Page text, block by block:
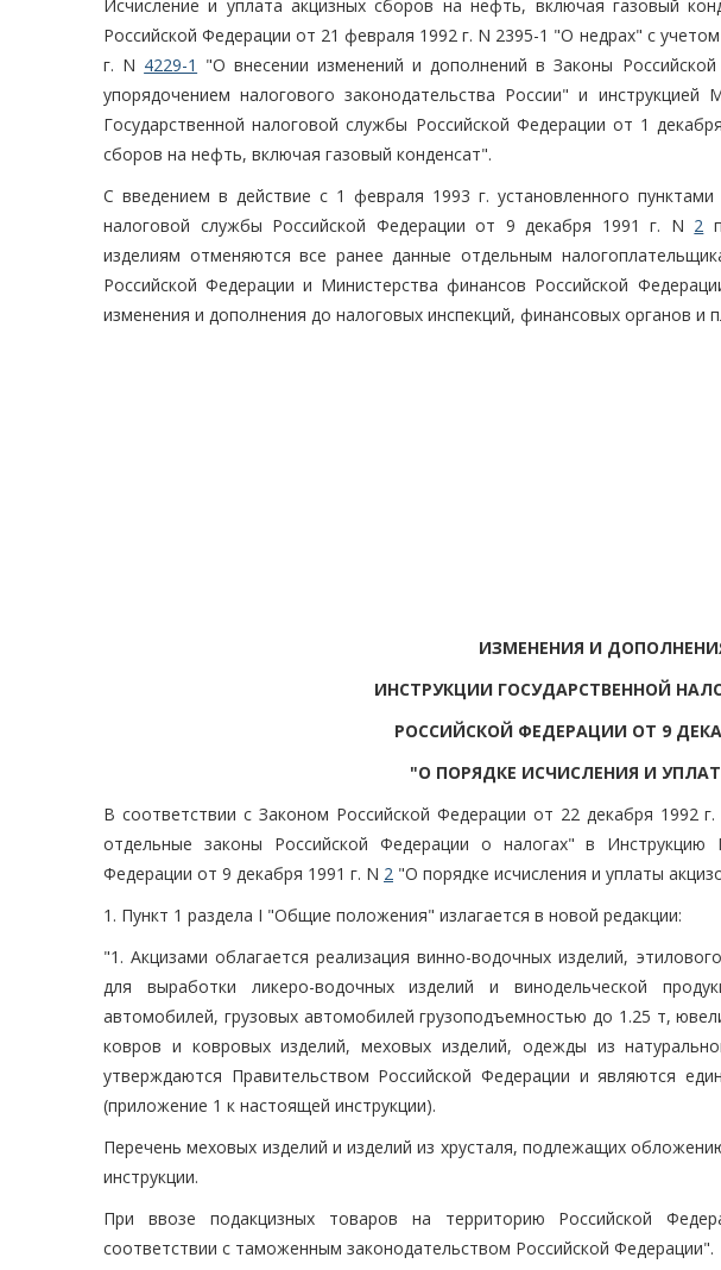
Исчисление и уплата акцизных сборов на нефть, включая газовый
Российской Федерации от 21 февраля 1992 г. N 2395-1 "О недрах" с
г. N 4229-1 "О внесении изменений и дополнений в Законы
упорядочением налогового законодательства России" и
Государственной налоговой службы Российской Федерации от 1
сборов на нефть, включая газовый конденсат".
С введением в действие с 1 февраля 1993 г. установленного
налоговой службы Российской Федерации от 9 декабря 1991 г. N 2
изделиям отменяются все ранее данные отдельным
Российской Федерации и Министерства финансов Российской
изменения и дополнения до налоговых инспекций, финансовых органов и
ИЗМЕНЕНИЯ И
ИНСТРУКЦИИ ГОСУДАРСТВЕННОЙ
РОССИЙСКОЙ ФЕДЕРАЦИИ ОТ 9
"О ПОРЯДКЕ ИСЧИСЛЕНИЯ И
В соответствии с Законом Российской Федерации от 22 декабря 1992
отдельные законы Российской Федерации о налогах" в Инструкцию
Федерации от 9 декабря 1991 г. N 2 "О порядке исчисления и уплаты
1. Пункт 1 раздела I "Общие положения" излагается в новой редакции:
"1. Акцизами облагается реализация винно-водочных изделий,
для выработки ликеро-водочных изделий и винодельческой
автомобилей, грузовых автомобилей грузоподъемностью до 1.25 т,
ковров и ковровых изделий, меховых изделий, одежды из
утверждаются Правительством Российской Федерации и являются
(приложение 1 к настоящей инструкции).
Перечень меховых изделий и изделий из хрусталя, подлежащих
инструкции.
При ввозе подакцизных товаров на территорию Российской
соответствии с таможенным законодательством Российской Федерации".